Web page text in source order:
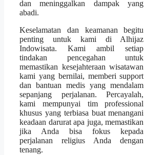
dan meninggalkan dampak yang
abadi.
Keselamatan dan keamanan begitu
penting untuk kami di Alhijaz
Indowisata. Kami ambil setiap
tindakan pencegahan untuk
memastikan kesejahteraan wisatawan
kami yang bernilai, memberi support
dan bantuan medis yang mendalam
sepanjang perjalanan. Percayalah,
kami mempunyai tim professional
khusus yang terbiasa buat menangani
keadaan darurat apa juga, memastikan
jika Anda bisa fokus kepada
perjalanan religius Anda dengan
tenang.